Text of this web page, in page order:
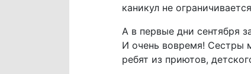
каникул не
А в первые дни сентября
И очень вовремя! Сестры
ребят из приютов,